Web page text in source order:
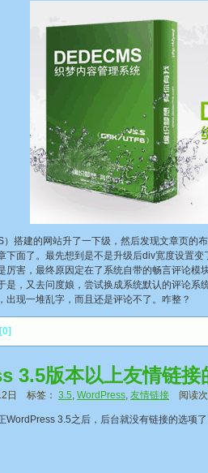
搭建的网站升了一下级，然后发现文章页的
下面了。最先想到是不是升级后div宽度设置
厉害，最终原因定在了系统自带的畅言评论
是，又去问度娘，尝试换成系统默认的评论
出现一堆乱字，而且还是评论不了。咋整？
3.5版本以上友情链接
日 标签： 3.5, WordPress, 友情链接 阅读次
WordPress 3.5之后，后台就没有链接的选项